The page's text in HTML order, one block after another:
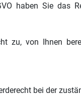
haben Sie das
von Ihnen
bei der